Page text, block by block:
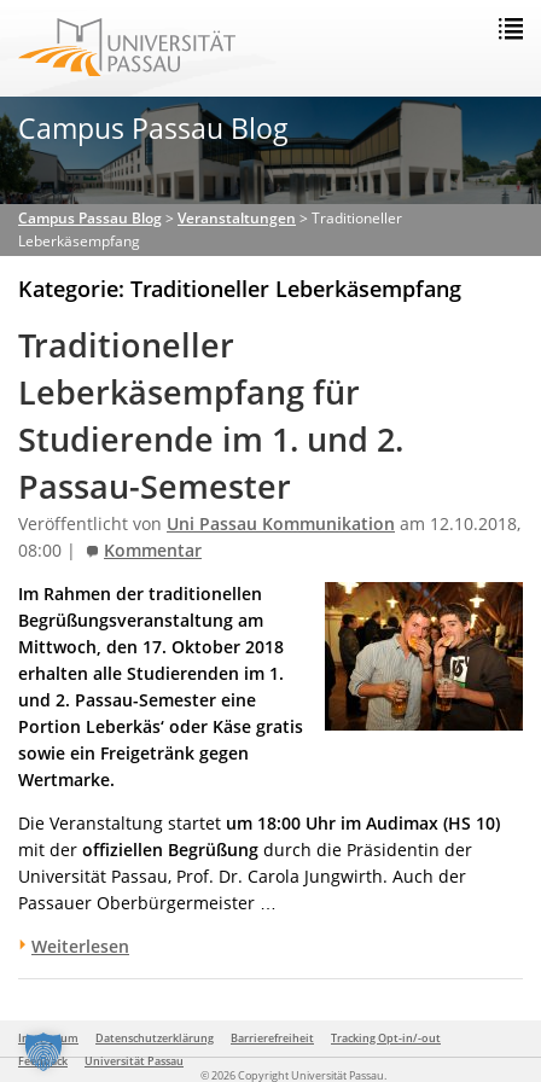
Campus Passau Blog
Campus Passau Blog> Veranstaltungen > Traditioneller
Leberkäsempfang
Kategorie: Traditioneller Leberkäsempfang
Traditioneller
Leberkäsempfang für
Studierende im 1. und 2.
Passau-Semester
Veröffentlicht von Uni Passau Kommunikation am 12.10.2018,
08:00 |
Kommentar
Im Rahmen der traditionellen
Begrüßungsveranstaltung am
Mittwoch, den 17. Oktober 2018
erhalten alle Studierenden im 1.
und 2. Passau-Semester eine
Portion Leberkäs‘ oder Käse gratis
sowie ein Freigetränk gegen
Wertmarke.
Die Veranstaltung startet um 18:00 Uhr im Audimax (HS 10)
mit der offiziellen Begrüßung durch die Präsidentin der
Universität Passau, Prof. Dr. Carola Jungwirth. Auch der
Passauer Oberbürgermeister …
Weiterlesen
Impressum Datenschutzerklärung Barrierefreiheit
Tracking Opt-in/-out
Feedback
Universität Passau
© 2026 Copyright Universität Passau.